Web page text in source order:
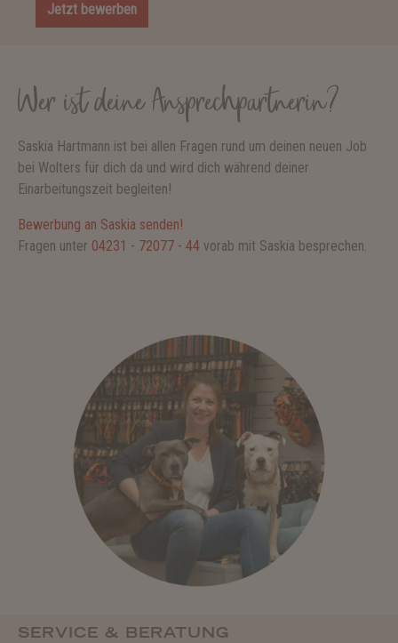
Jetzt bewerben
Wer ist deine Ansprechpartnerin?
Saskia Hartmann ist bei allen Fragen rund um deinen neuen Job
bei Wolters für dich da und wird dich während deiner
Einarbeitungszeit begleiten!
Bewerbung an Saskia senden!
Fragen unter 04231 - 72077 - 44 vorab mit Saskia besprechen.
SERVICE & BERATUNG